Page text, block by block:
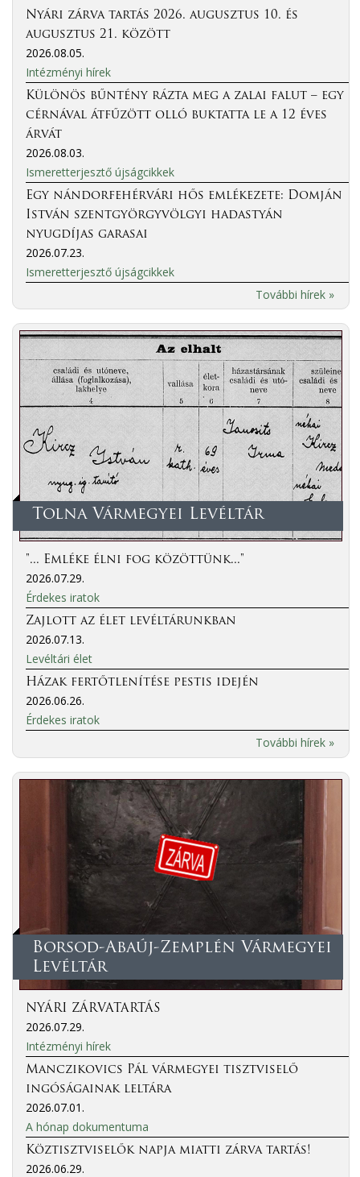
Nyári zárva tartás 2026. augusztus 10. és
augusztus 21. között
2026.08.05.
Intézményi hírek
Különös bűntény rázta meg a zalai falut – egy
cérnával átfűzött olló buktatta le a 12 éves
árvát
2026.08.03.
Ismeretterjesztő újságcikkek
Egy nándorfehérvári hős emlékezete: Domján
István szentgyörgyvölgyi hadastyán
nyugdíjas garasai
2026.07.23.
Ismeretterjesztő újságcikkek
További hírek »
Tolna Vármegyei Levéltár
"... Emléke élni fog közöttünk..."
2026.07.29.
Érdekes iratok
Zajlott az élet levéltárunkban
2026.07.13.
Levéltári élet
Házak fertőtlenítése pestis idején
2026.06.26.
Érdekes iratok
További hírek »
Borsod-Abaúj-Zemplén Vármegyei
Levéltár
NYÁRI ZÁRVATARTÁS
2026.07.29.
Intézményi hírek
Manczikovics Pál vármegyei tisztviselő
ingóságainak leltára
2026.07.01.
A hónap dokumentuma
Köztisztviselők napja miatti zárva tartás!
2026.06.29.